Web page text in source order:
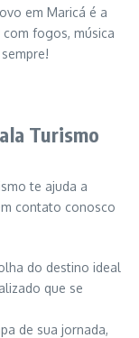
em Maricá é a
fogos, música
Turismo
te ajuda a
contato conosco
do destino ideal
que se
de sua jornada,